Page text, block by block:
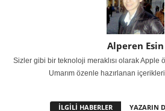
Alperen Esin
Sizler gibi bir teknoloji meraklısı olarak Apple
Umarım özenle hazırlanan
İLGİLİ HABERLER YAZARIN